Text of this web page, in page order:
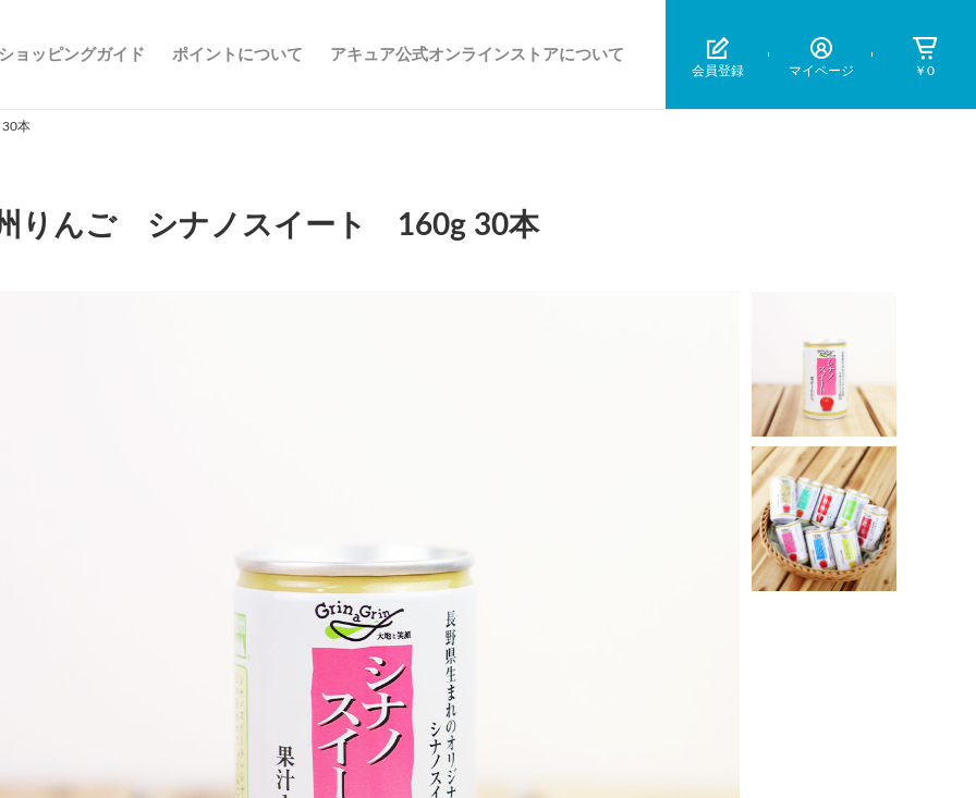
ョッピングガイド ポイントについて アキュア公式オンラインストアについて
会員登録 マイページ ￥0
本
りんご シナノスイート 160g 30本